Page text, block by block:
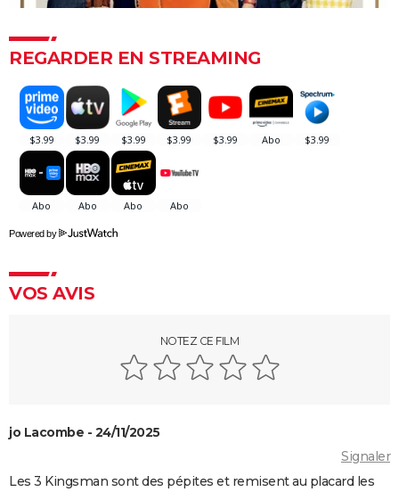
Haymitch... des personnages bien connus dans la
Doctor Strange 2 : que signifient les scènes post-
Gladiator 2 : pourquoi cette suite risque-t-elle de
diviser les fans du film culte ?
Kraven le chasseur : le film Marvel s'offre une
sanglante bande-annonce, quelle date de sortie ?
Thunderbolts* : le dernier film Marvel vaut-il le
annonce, streaming, avis...
John Wick 4 : casting, avis, critiques, suite, séances,
Black Panther 2 : de quoi est mort l'acteur Chadwick
REGARDER EN STREAMING
Powered by
VOS AVIS
NOTEZ CE FILM
jo Lacombe - 24/11/2025
Signaler
Les 3 Kingsman sont des pépites et remisent au placard les